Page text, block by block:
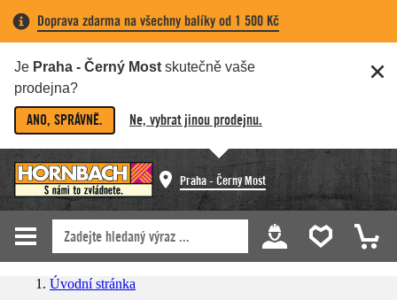
Doprava zdarma na všechny balíky od 1 500 Kč
Je Praha - Černý Most skutečně vaše
prodejna?
ANO, SPRÁVNĚ. Ne, vybrat jinou prodejnu.
Praha - Černý Most
Úvodní stránka